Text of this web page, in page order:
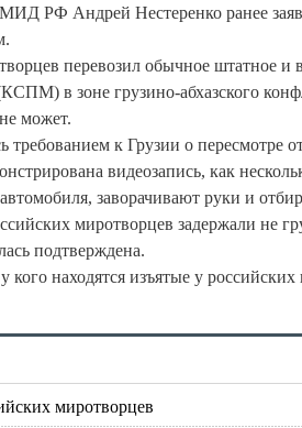
РФ Андрей Нестеренко ранее
перевозил обычное штатное
в зоне грузино-абхазского
может.
требованием к Грузии о пересмотре
видеозапись, как
заворачивают руки и
миротворцев задержали не
подтверждена.
кого находятся изъятые у
миротворцев